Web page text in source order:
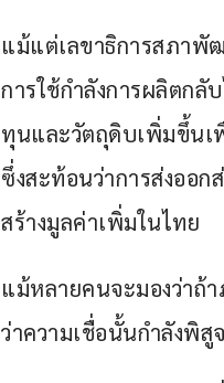
แม้แต่เลขาธิการสภาพั
การใช้กำลังการผลิตก
ทุนและวัตถุดิบเพิ่มขึ้นเ
ซึ่งสะท้อนว่าการส่งออ
สร้างมูลค่าเพิ่มในไทย
แม้หลายคนจะมองว่าถ้
ว่าความเชื่อนั้นกำลังพิสู